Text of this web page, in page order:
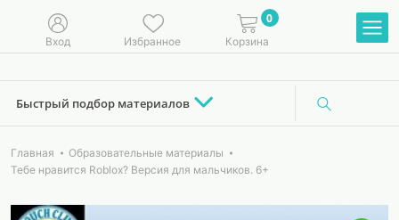
Вход Избранное
0
Корзина
Быстрый подбор материалов
Главная
Образовательные материалы
Тебе нравится Roblox? Версия для мальчиков. 6+